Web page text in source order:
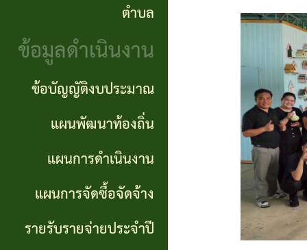
จ้าง
ภาค
รัฐ
(e-
GP)
คู่มือ
การ
ราย
จ่าย
ประจำ
ปี
รายงาน
ผลการ
ดำเนิน
/
กิจกรรม
การ
ประชุม
สภา
แผน
ตำบล
ข้อมูลดำเนินงาน
ข้อบัญญัติงบประมาณ
แผนพัฒนาท้องถิ่น
แผนการดำเนินงาน
แผนการจัดซื้อจัดจ้าง
รายรับรายจ่ายประจำปี